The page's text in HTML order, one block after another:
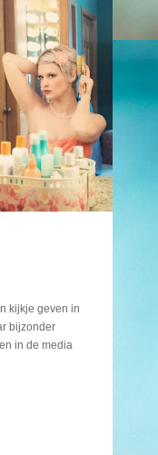
kijkje geven in
bijzonder
in de media